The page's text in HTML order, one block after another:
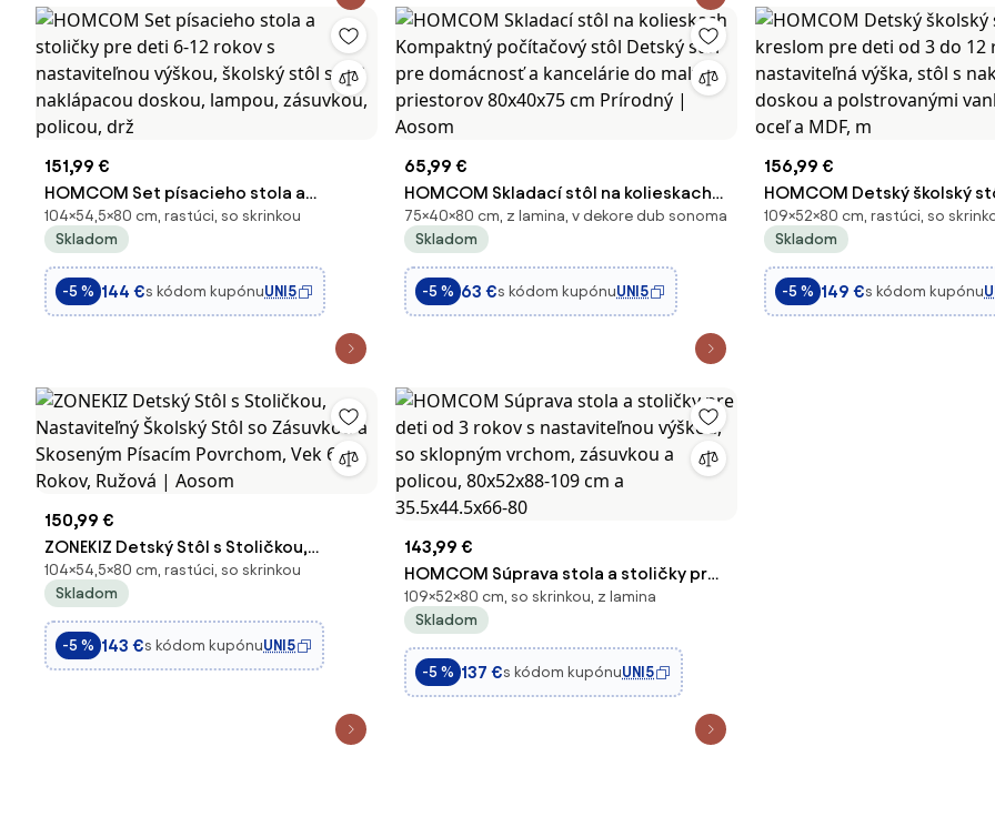
151,99 €
HOMCOM Set písacieho stola a
stoličky pre deti 6-12 rokov s
nastaviteľnou výškou, školský stôl s 45°
naklápacou doskou, lampou, zásuvkou,
policou, drž
104×54,5×80 cm, rastúci, so skrinkou
Skladom
-5 % 144 €s kódom kupónuUNI5
65,99 €
HOMCOM Skladací stôl na kolieskach
Kompaktný počítačový stôl Detský stôl
pre domácnosť a kancelárie do malých
priestorov 80x40x75 cm Prírodný |
Aosom
75×40×80 cm, z lamina, v dekore dub sonoma
Skladom
-5 % 63 €s kódom kupónuUNI5
156,99 €
HOMCOM Detský školský
kreslom pre deti od 3 do 12
nastaviteľná výška, stôl s
doskou a polstrovanými
oceľ a MDF, m
109×52×80 cm, rastúci, so
Skladom
-5 % 149 €s kódom kupónu
150,99 €
ZONEKIZ Detský Stôl s Stoličkou,
Nastaviteľný Školský Stôl so Zásuvkou a
Skoseným Písacím Povrchom, Vek 6-12
Rokov, Ružová | Aosom
104×54,5×80 cm, rastúci, so skrinkou
Skladom
-5 % 143 €s kódom kupónuUNI5
143,99 €
HOMCOM Súprava stola a stoličky pre
deti od 3 rokov s nastaviteľnou výškou,
so sklopným vrchom, zásuvkou a
policou, 80x52x88-109 cm a
35.5x44.5x66-80
109×52×80 cm, so skrinkou, z lamina
Skladom
-5 % 137 €s kódom kupónuUNI5